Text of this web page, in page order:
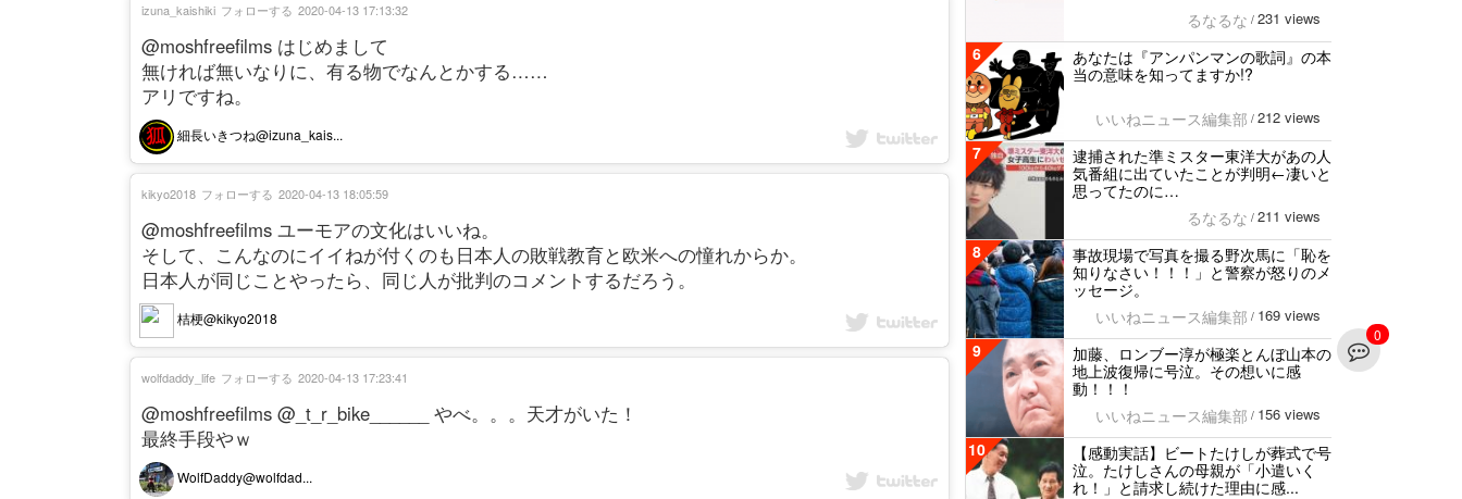
@moshfreefilms はじめまして
無ければ無いなりに、有る物でなんとかする……
アリですね。
細長いきつね@izuna_kais...
izuna_kaishiki フォローする 2020-04-13 17:13:32
@moshfreefilms ユーモアの文化はいいね。
そして、こんなのにイイねが付くのも日本人の敗戦教育と欧米への憧れからか。
日本人が同じことやったら、同じ人が批判のコメントするだろう。
桔梗@kikyo2018
kikyo2018 フォローする 2020-04-13 18:05:59
@moshfreefilms @_t_r_bike______ やべ。。。天才がいた！
最終手段やｗ
WolfDaddy@wolfdad...
wolfdaddy_life フォローする 2020-04-13 17:23:41
0
るなるな / 231 views
6
あなたは『アンパンマンの歌詞』の本
当の意味を知ってますか!?
いいねニュース編集部 / 212 views
7
逮捕された準ミスター東洋大があの人
気番組に出ていたことが判明←凄いと
思ってたのに…
るなるな / 211 views
8
事故現場で写真を撮る野次馬に「恥を
知りなさい！！！」と警察が怒りのメ
ッセージ。
いいねニュース編集部 / 169 views
9
加藤、ロンブー淳が極楽とんぼ山本の
地上波復帰に号泣。その想いに感
動！！！
いいねニュース編集部 / 156 views
10
【感動実話】ビートたけしが葬式で号
泣。たけしさんの母親が「小遣いく
れ！」と請求し続けた理由に感...